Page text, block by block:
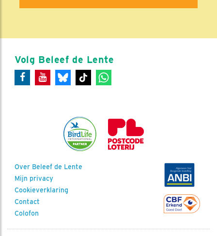
Volg Beleef de Lente
Over Beleef de Lente
Mijn privacy
Cookieverklaring
Contact
Colofon